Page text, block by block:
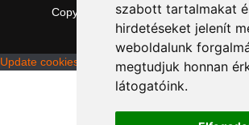
szabott tartalmakat
hirdetéseket jelenít
weboldalunk
megtudjuk honnan
látogatóink.
Copyright © 2026
NewStoreby
Update cookies preferences